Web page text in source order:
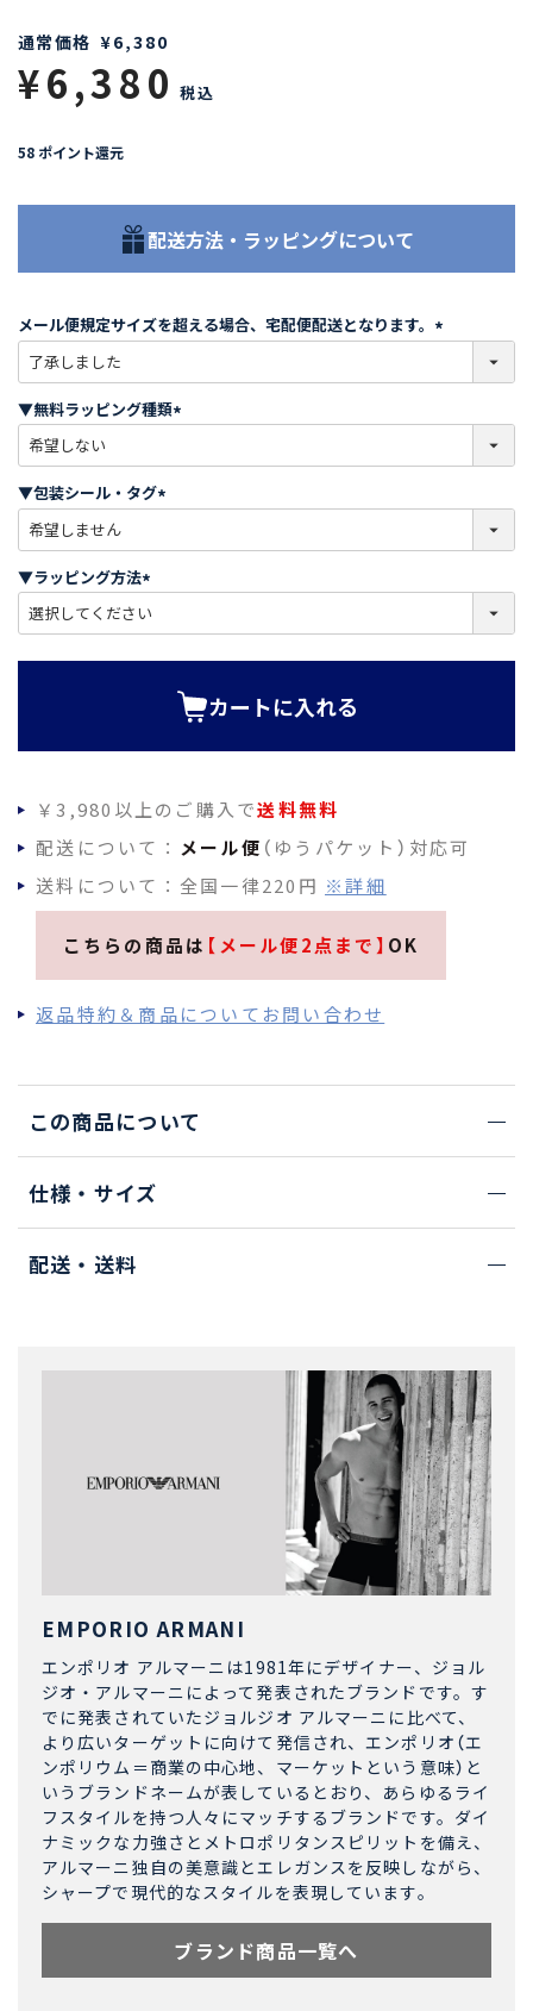
通常価格 ¥6,380
¥6,380 税込
58 ポイント還元
配送方法・ラッピングについて
メール便規定サイズを超える場合、宅配便配送となります。
必
)
▼無料ラッピング種類
必
)
▼包装シール・タグ
必
)
▼ラッピング方法
必
カートに入れる
￥3,980以上のご購入で送料無料
配送について： メール便 （ゆうパケット）対応可
送料について：全国一律220円 ※詳細
こちらの商品は 【メール便2点まで】 OK
返品特約＆商品についてお問い合わせ
この商品について
仕様・サイズ
配送・送料
EMPORIO ARMANI
エンポリオ アルマーニは1981年にデザイナー、ジョル
ジオ・アルマーニによって発表されたブランドです。す
でに発表されていたジョルジオ アルマーニに比べて、
より広いターゲットに向けて発信され、エンポリオ（エ
ンポリウム＝商業の中心地、マーケットという意味）と
いうブランドネームが表しているとおり、あらゆるライ
フスタイルを持つ人々にマッチするブランドです。ダイ
ナミックな力強さとメトロポリタンスピリットを備え、
アルマーニ独自の美意識とエレガンスを反映しながら、
シャープで現代的なスタイルを表現しています。
ブランド商品一覧へ